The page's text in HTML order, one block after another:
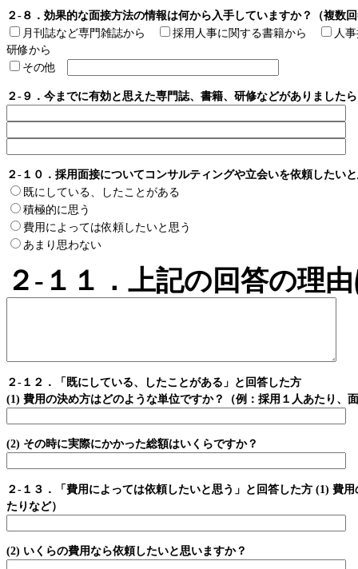
２-８．効果的な面接方法の情報は何から入手していますか？（複数
月刊誌など専門雑誌から
採用人事に関する書籍から
人
研修から
その他
２-９．今までに有効と思えた専門誌、書籍、研修などがありました
２-１０．採用面接についてコンサルティングや立会いを依頼したい
既にしている、したことがある
積極的に思う
費用によっては依頼したいと思う
あまり思わない
２-１１．上記の回答の理
２-１２．「既にしている、したことがある」と回答した方
(1) 費用の決め方はどのような単位ですか？（例：採用１人あたり、
(2) その時に実際にかかった総額はいくらですか？
２-１３．「費用によっては依頼したいと思う」と回答した方 (1) 費
たりなど）
(2) いくらの費用なら依頼したいと思いますか？